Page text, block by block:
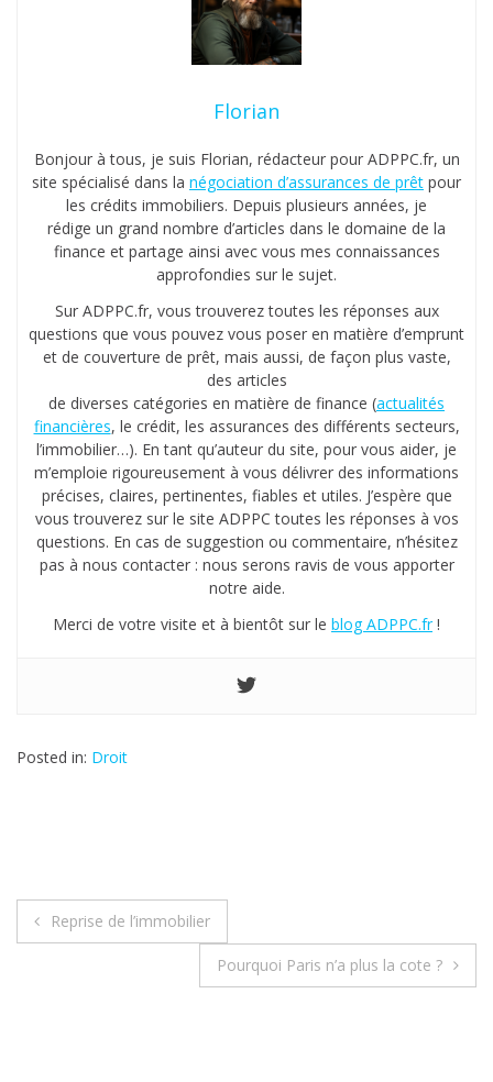
Florian
Bonjour à tous, je suis Florian, rédacteur pour ADPPC.fr, un
site spécialisé dans la négociation d’assurances de prêt pour
les crédits immobiliers. Depuis plusieurs années, je
rédige un grand nombre d’articles dans le domaine de la
finance et partage ainsi avec vous mes connaissances
approfondies sur le sujet.
Sur ADPPC.fr, vous trouverez toutes les réponses aux
questions que vous pouvez vous poser en matière d’emprunt
et de couverture de prêt, mais aussi, de façon plus vaste,
des articles
de diverses catégories en matière de finance (actualités
financières, le crédit, les assurances des différents secteurs,
l’immobilier…). En tant qu’auteur du site, pour vous aider, je
m’emploie rigoureusement à vous délivrer des informations
précises, claires, pertinentes, fiables et utiles. J’espère que
vous trouverez sur le site ADPPC toutes les réponses à vos
questions. En cas de suggestion ou commentaire, n’hésitez
pas à nous contacter : nous serons ravis de vous apporter
notre aide.
Merci de votre visite et à bientôt sur le blog ADPPC.fr!
Posted in: Droit
N
Reprise de l’immobilier
Pourquoi Paris n’a plus la cote ?